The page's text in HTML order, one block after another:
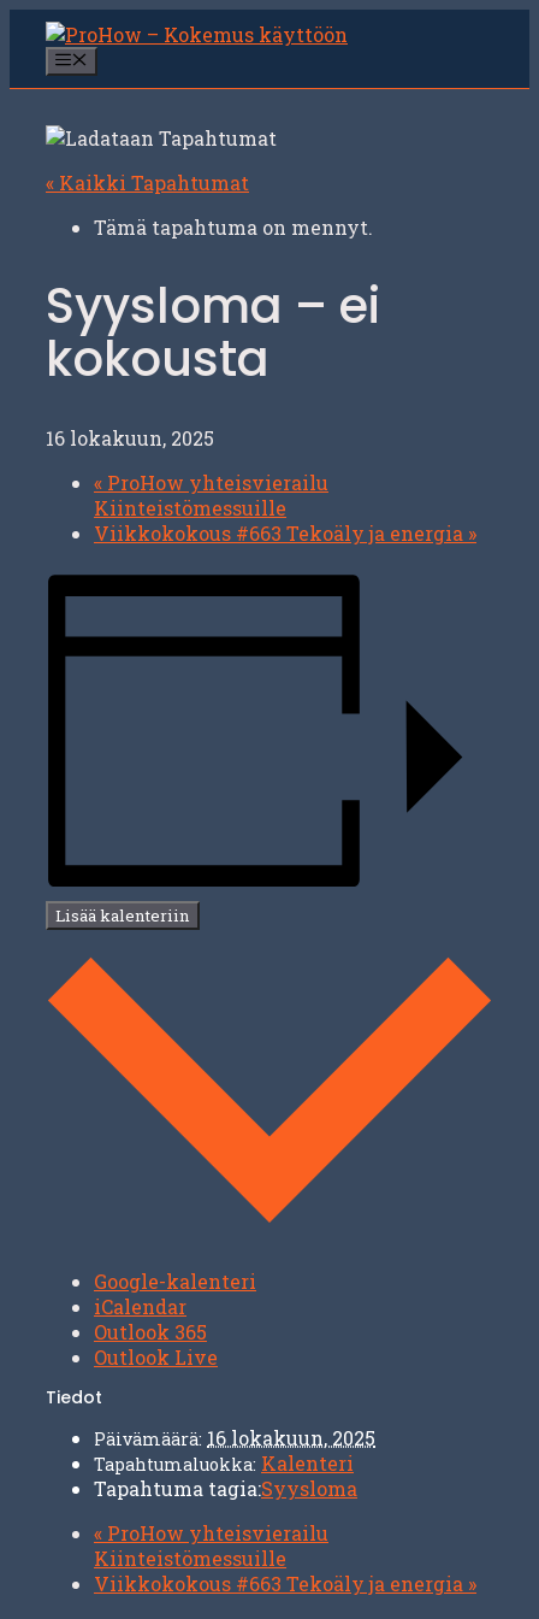
Siirry
sisältöön
« Kaikki Tapahtumat
Tämä tapahtuma on mennyt.
Syysloma – ei
kokousta
16 lokakuun, 2025
« ProHow yhteisvierailu
Kiinteistömessuille
Viikkokokous #663 Tekoäly ja energia »
Lisää kalenteriin
Google-kalenteri
iCalendar
Outlook 365
Outlook Live
Tiedot
Päivämäärä: 16 lokakuun, 2025
Tapahtumaluokka: Kalenteri
Tapahtuma tagia:Syysloma
« ProHow yhteisvierailu
Kiinteistömessuille
Viikkokokous #663 Tekoäly ja energia »